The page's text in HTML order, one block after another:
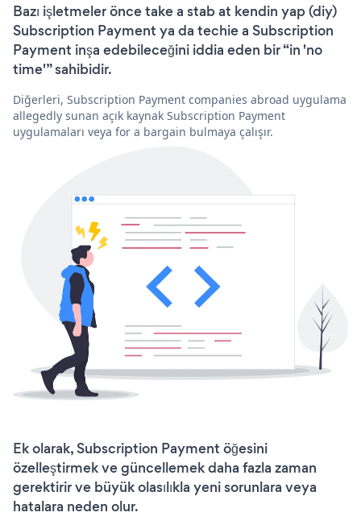
Bazı işletmeler önce take a stab at kendin yap (diy)
Subscription Payment ya da techie a Subscription
Payment inşa edebileceğini iddia eden bir “in 'no
time'” sahibidir.
Diğerleri, Subscription Payment companies abroad uygulama
allegedly sunan açık kaynak Subscription Payment
uygulamaları veya for a bargain bulmaya çalışır.
Ek olarak, Subscription Payment öğesini
özelleştirmek ve güncellemek daha fazla zaman
gerektirir ve büyük olasılıkla yeni sorunlara veya
hatalara neden olur.